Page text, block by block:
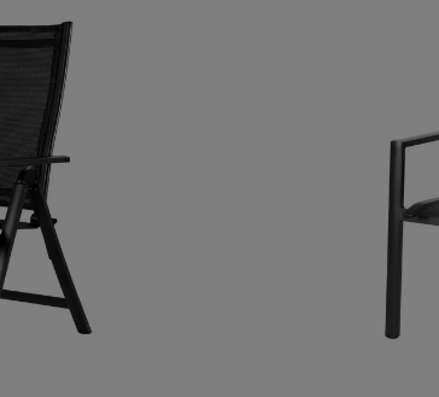
Überzeugen Sie sich von der Haltbarkeit der
neuen Möbel nicht nur pflegeleicht, sondern auch
Sonne, Wind und Wasser. Die Aluminium-Gestelle in der
gegen jegliche Umwelteinflüsse gefeit und ihre
Stoß-, Schlag- und Kratzfestigkeit. Die Tischplatte mit
spielend Kälte und Frost stand. Die Bespannung der
Polyester, ist besonders UV-beständig, reißfest und
trocknet zudem sehr schnell, weshalb auch
unterbrechen. Mit etwas Wasser lassen sich auch
entfernen, so bleibt Ihnen mehr Zeit für Entspannung.
unschöne Kratzer auf Ihrer Terrasse und bieten zugleich
einmaligen Qualität werden Sie über viele Jahre Freude